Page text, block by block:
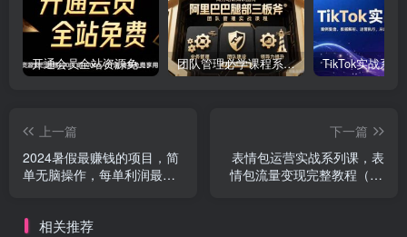
开通会员全站资源免费下载 开通VIP会员 HY资源库 团队管理必学课程系列，阿里巴巴“腿部三板斧”
上一篇
2024暑假最赚钱的项目，简
单无脑操作，每单利润最少
下一篇
表情包运营实战系列课，表
情包流量变现完整教程（19
相关推荐